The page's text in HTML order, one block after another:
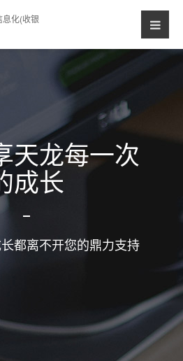
化(收银
天龙每一次
成长
都离不开您的鼎力支持